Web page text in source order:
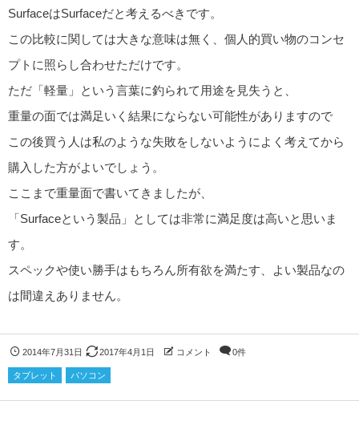
SurfaceはSurfaceだと考えるべきです。
この比較に関しては大きな意味は無く、個人的買い物のコンセ
プトに照らし合わせただけです。
ただ「軽量」という言葉に釣られて用途を見失うと、
重量の面では満足いく結果にならない可能性がありますので
この後買う人は私のような失敗をしないようによく考えてから
購入した方がよいでしょう。
ここまで重量面で書いてきましたが、
「Surfaceという製品」としては非常に満足度は高いと思いま
す。
スペックや使い勝手はもちろん所有欲を満たす、よい製品なの
は間違えありません。
2014年7月31日 2017年4月1日 コメント 0件
タブレット パソコン